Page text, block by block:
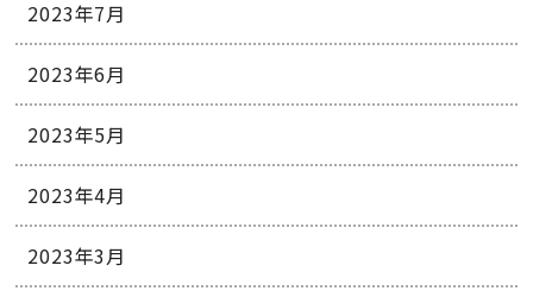
2023年7月
2023年6月
2023年5月
2023年4月
2023年3月